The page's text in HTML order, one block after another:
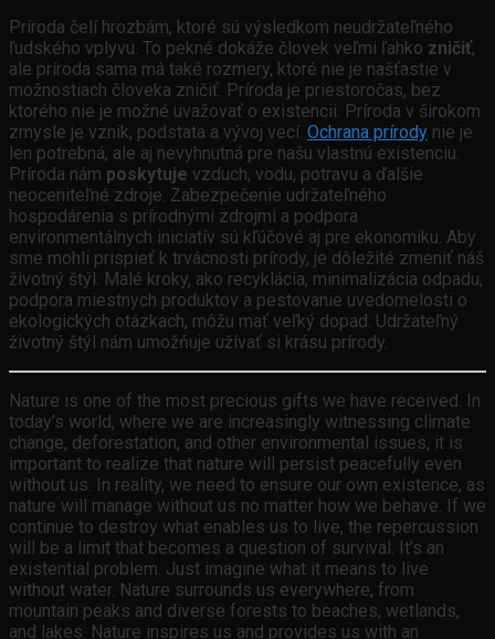
Príroda čelí hrozbám, ktoré sú výsledkom neudržateľného
ľudského vplyvu. To pekné dokáže človek veľmi ľahko zničiť,
ale príroda sama má také rozmery, ktoré nie je našťastie v
možnostiach človeka zničiť. Príroda je priestoročas, bez
ktorého nie je možné uvažovať o existencii. Príroda v širokom
zmysle je vznik, podstata a vývoj vecí. Ochrana prírody nie je
len potrebná, ale aj nevyhnutná pre našu vlastnú existenciu.
Príroda nám poskytuje vzduch, vodu, potravu a ďalšie
neoceniteľné zdroje. Zabezpečenie udržateľného
hospodárenia s prírodnými zdrojmi a podpora
environmentálnych iniciatív sú kľúčové aj pre ekonomiku. Aby
sme mohli prispieť k trvácnosti prírody, je dôležité zmeniť náš
životný štýl. Malé kroky, ako recyklácia, minimalizácia odpadu,
podpora miestnych produktov a pestovanie uvedomelosti o
ekologických otázkach, môžu mať veľký dopad. Udržateľný
životný štýl nám umožňuje užívať si krásu prírody.
Nature is one of the most precious gifts we have received. In
today’s world, where we are increasingly witnessing climate
change, deforestation, and other environmental issues, it is
important to realize that nature will persist peacefully even
without us. In reality, we need to ensure our own existence, as
nature will manage without us no matter how we behave. If we
continue to destroy what enables us to live, the repercussion
will be a limit that becomes a question of survival. It’s an
existential problem. Just imagine what it means to live
without water. Nature surrounds us everywhere, from
mountain peaks and diverse forests to beaches, wetlands,
and lakes. Nature inspires us and provides us with an